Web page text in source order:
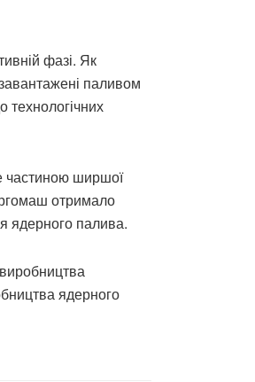
фазі. Як
паливом
технологічних
частиною ширшої
отримало
ядерного палива.
ядерного